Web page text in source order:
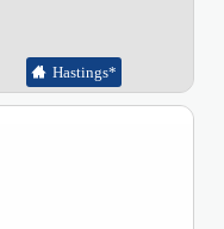
Hastings*